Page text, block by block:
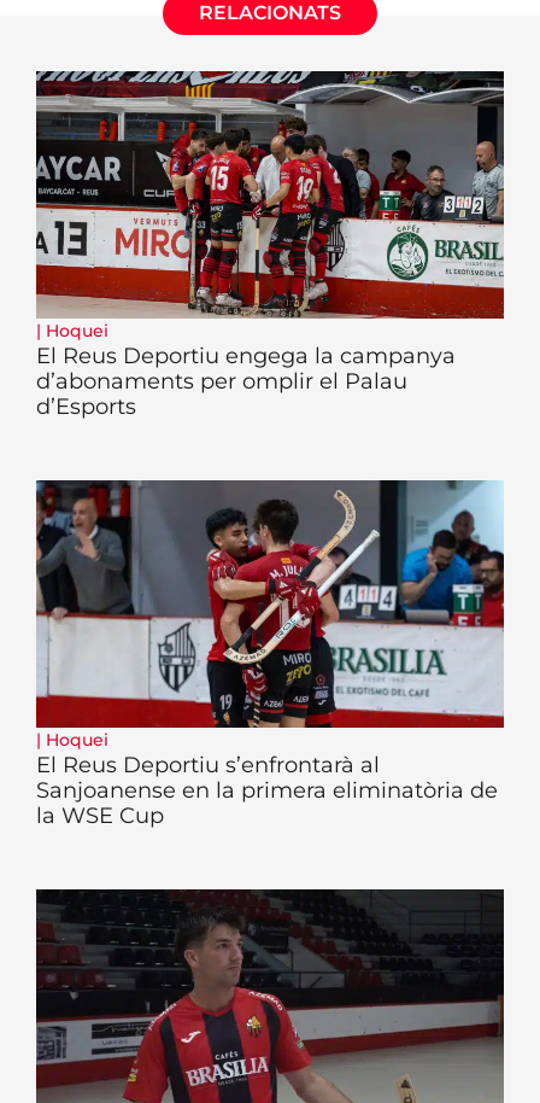
RELACIONATS
| Hoquei
El Reus Deportiu engega la campanya
d’abonaments per omplir el Palau
d’Esports
| Hoquei
El Reus Deportiu s’enfrontarà al
Sanjoanense en la primera eliminatòria de
la WSE Cup